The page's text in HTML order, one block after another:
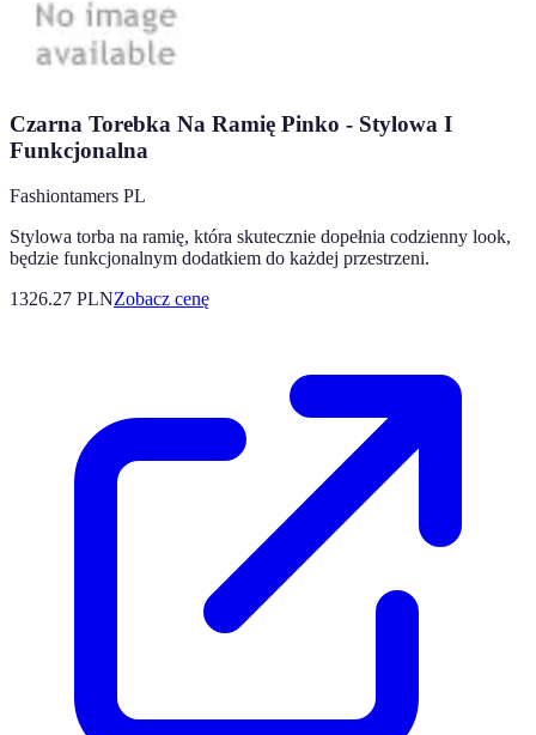
Czarna Torebka Na Ramię Pinko - Stylowa I
Funkcjonalna
Fashiontamers PL
Stylowa torba na ramię, która skutecznie dopełnia codzienny look,
będzie funkcjonalnym dodatkiem do każdej przestrzeni.
1326.27 PLNZobacz cenę